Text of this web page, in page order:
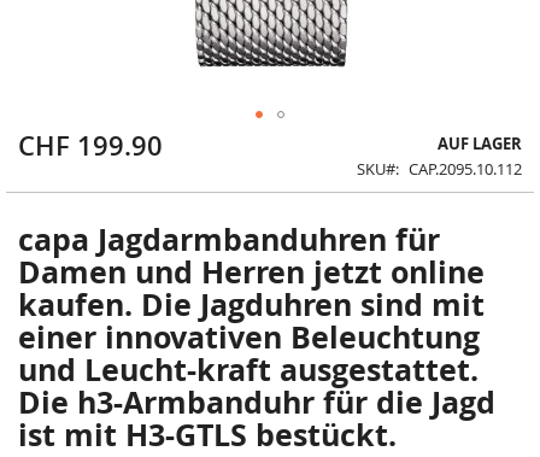
CHF 199.90
AUF LAGER
SKU
CAP.2095.10.112
capa Jagdarmbanduhren für
Damen und Herren jetzt online
kaufen. Die Jagduhren sind mit
einer innovativen Beleuchtung
und Leucht-kraft ausgestattet.
Die h3-Armbanduhr für die Jagd
ist mit H3-GTLS bestückt.
Zum
springen